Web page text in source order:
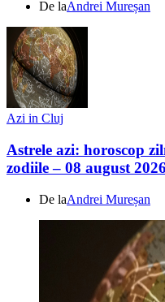
De laAndrei Mureșan
Azi in Cluj
Astrele azi: horoscop
zodiile – 08 august 2026
De laAndrei Mureșan